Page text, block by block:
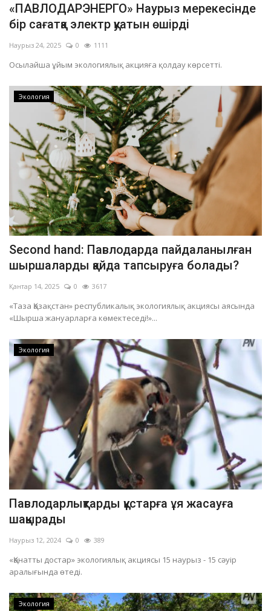
«ПАВЛОДАРЭНЕРГО» Наурыз мерекесінде
бір сағатқа электр қуатын өшірді
Наурыз 24, 2025 0 1111
Осылайша ұйым экологиялық акцияға қолдау көрсетті.
Экология
Second hand: Павлодарда пайдаланылған
шыршаларды қайда тапсыруға болады?
Қантар 14, 2025 0 3617
«Таза Қазақстан» республикалық экологиялық акциясы аясында
«Шырша жануарларға көмектеседі!»...
Экология
Павлодарлықтарды құстарға ұя жасауға
шақырады
Наурыз 12, 2024 0 389
«Қанатты достар» экологиялық акциясы 15 наурыз - 15 сәуір
аралығында өтеді.
Экология